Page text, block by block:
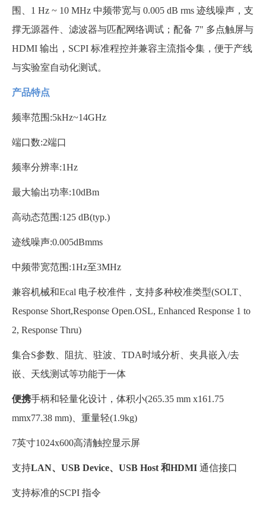
围、1 Hz ~ 10 MHz 中频带宽与 0.005 dB rms 迹线噪声，支
撑无源器件、滤波器与匹配网络调试；配备 7" 多点触屏与
HDMI 输出，SCPI 标准程控并兼容主流指令集，便于产线
与实验室自动化测试。
产品特点
频率范围:5kHz~14GHz
端口数:2端口
频率分辨率:1Hz
最大输出功率:10dBm
高动态范围:125 dB(typ.)
迹线噪声:0.005dBmms
中频带宽范围:1Hz至3MHz
兼容机械和Ecal 电子校准件，支持多种校准类型(SOLT、
Response Short,Response Open.OSL, Enhanced Response 1 to
2, Response Thru)
集合S参数、阻抗、驻波、TDA时域分析、夹具嵌入/去
嵌、天线测试等功能于一体
便携手柄和轻量化设计，体积小(265.35 mm x161.75
mmx77.38 mm)、重量轻(1.9kg)
7英寸1024x600高清触控显示屏
支持LAN、USB Device、USB Host 和HDMI 通信接口
支持标准的SCPI 指令